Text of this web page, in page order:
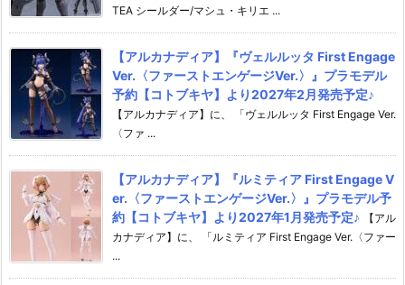
TEA シールダー/マシュ・キリエ ...
【アルカナディア】『ヴェルルッタ First Engage
Ver.〈ファーストエンゲージVer.〉』プラモデル
予約【コトブキヤ】より2027年2月発売予定♪
【アルカナディア】に、 「ヴェルルッタ First Engage Ver.
〈ファ ...
【アルカナディア】『ルミティア First Engage V
er.〈ファーストエンゲージVer.〉』プラモデル予
約【コトブキヤ】より2027年1月発売予定♪
【アル
カナディア】に、 「ルミティア First Engage Ver.〈ファー
...